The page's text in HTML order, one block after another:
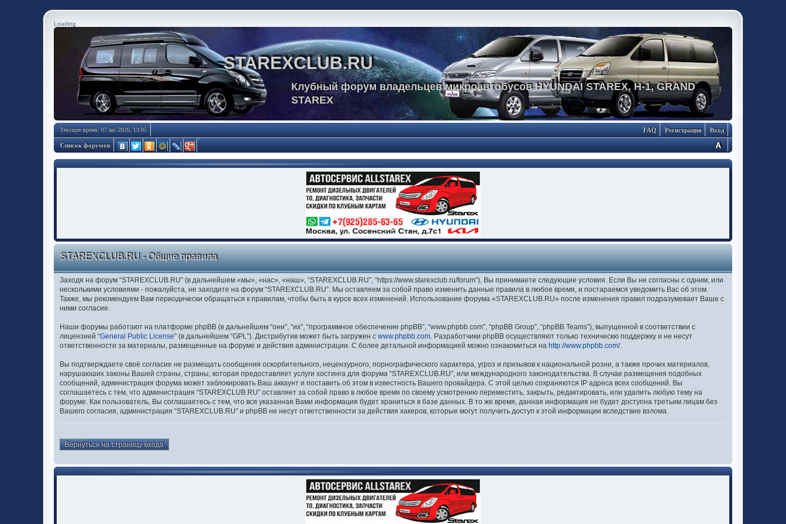
Loading
STAREXCLUB.RU
Клубный форум владельцев микроавтобусов HYUNDAI STAREX, H-1, GRAND
STAREX
Текущее время: 07 авг 2026, 13:05 Вход
Регистрация
FAQ
Список форумов
STAREXCLUB.RU - Общие правила
Заходя на форум “STAREXCLUB.RU” (в дальнейшем «мы», «нас», «наш», “STAREXCLUB.RU”, “https://www.starexclub.ru/forum”), Вы принимаете следующие условия. Если Вы не согласны с одним, или
несколькими условиями - пожалуйста, не заходите на форум “STAREXCLUB.RU”. Мы оставляем за собой право изменить данные правила в любое время, и постараемся уведомить Вас об этом.
Также, мы рекомендуем Вам периодически обращаться к правилам, чтобы быть в курсе всех изменений. Использование форума «STAREXCLUB.RU» после изменения правил подразумевает Ваше с
ними согласие.
Наши форумы работают на платформе phpBB (в дальнейшем “они”, “их”, “программное обеспечение phpBB”, “www.phpbb.com”, “phpBB Group”, “phpBB Teams”), выпущенной в соответствии с
лицензией “General Public License” (в дальнейшем “GPL”). Дистрибутив может быть загружен с www.phpbb.com. Разработчики phpBB осуществляют только техническю поддержку и не несут
ответственности за материалы, размещенные на форуме и действия администрации. С более детальной информацией можно ознакомиться на http://www.phpbb.com/.
Вы подтверждаете своё согласие не размещать сообщения оскорбительного, нецензурного, порнографического характера, угроз и призывов к национальной розни, а также прочих материалов,
нарушаюших законы Вашей страны, страны, которая предоставляет услуги хостинга для форума “STAREXCLUB.RU”, или международного законодательства. В случае размещения подобных
сообщений, администрация форума может заблокировать Ваш аккаунт и поставить об этом в известность Вашего провайдера. С этой целью сохраняются IP адреса всех сообщений. Вы
соглашаетесь с тем, что администрация “STAREXCLUB.RU” оставляет за собой право в любое время по своему усмотрению переместить, закрыть, редактировать, или удалить любую тему на
форуме. Как пользователь, Вы соглашаетесь с тем, что вся указанная Вами информация будет храниться в базе данных. В то же время, данная информация не будет доступна третьим лицам без
Вашего согласия, администрация “STAREXCLUB.RU” и phpBB не несут ответственности за действия хакеров, которые могут получить доступ к этой информации вследствие взлома.
Вернуться на страницу входа